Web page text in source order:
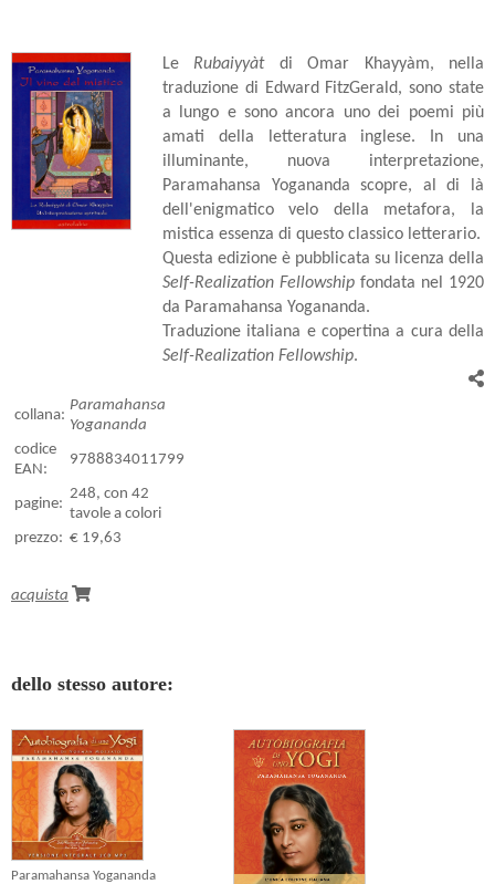
Le Rubaiyyàt di Omar Khayyàm, nella
traduzione di Edward FitzGerald, sono state
a lungo e sono ancora uno dei poemi più
amati della letteratura inglese. In una
illuminante, nuova interpretazione,
Paramahansa Yogananda scopre, al di là
dell'enigmatico velo della metafora, la
mistica essenza di questo classico letterario.
Questa edizione è pubblicata su licenza della
Self-Realization Fellowshipfondata nel 1920
da Paramahansa Yogananda.
Traduzione italiana e copertina a cura della
Self-Realization Fellowship.
collana:
Paramahansa
Yogananda
codice
EAN:
9788834011799
pagine:
248, con 42
tavole a colori
prezzo: € 19,63
acquista
dello stesso autore:
Paramahansa Yogananda